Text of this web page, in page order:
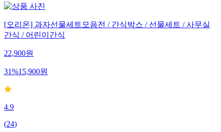
[오리온] 과자선물세트모음전 / 간식박스 / 선물세트 / 사무실
간식 / 어린이간식
22,900원
31%15,900원
4.9
(24)